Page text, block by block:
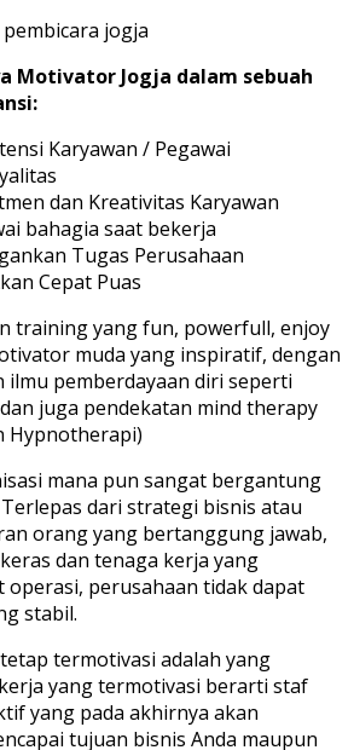
Motivator Jogja dalam sebuah
Karyawan / Pegawai
dan Kreativitas Karyawan
bahagia saat bekerja
Tugas Perusahaan
Cepat Puas
training yang fun, powerfull, enjoy
muda yang inspiratif, dengan
pemberdayaan diri seperti
juga pendekatan mind therapy
Hypnotherapi)
mana pun sangat bergantung
dari strategi bisnis atau
orang yang bertanggung jawab,
dan tenaga kerja yang
operasi, perusahaan tidak dapat
stabil.
termotivasi adalah yang
yang termotivasi berarti staf
yang pada akhirnya akan
tujuan bisnis Anda maupun